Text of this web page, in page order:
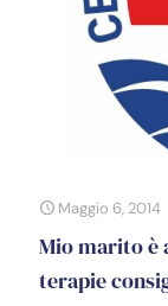
Maggio 6, 2014
Mio marito è
terapie